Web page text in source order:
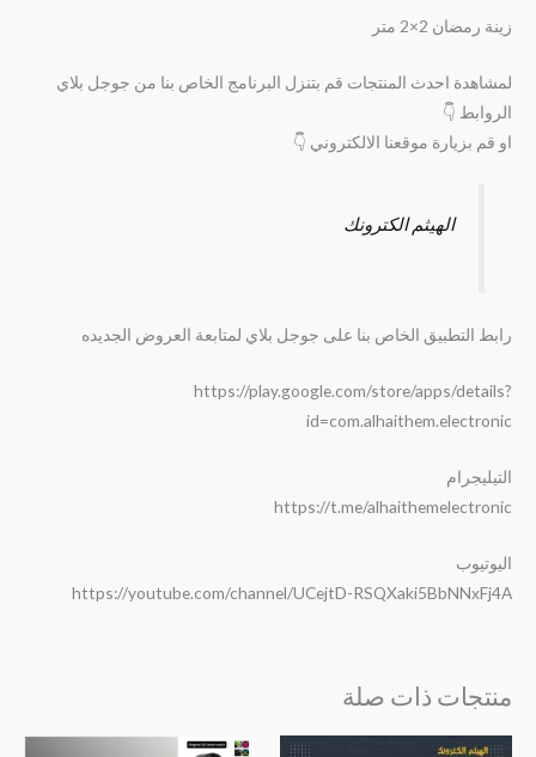
زينة رمضان 2×2 متر
لمشاهدة احدث المنتجات قم بتنزل البرنامج الخاص بنا من جوجل بلاي
الروابط 👇
او قم بزيارة موقعنا الالكتروني 👇
الهيثم الكترونك
رابط التطبيق الخاص بنا على جوجل بلاي لمتابعة العروض الجديده
https://play.google.com/store/apps/details?
id=com.alhaithem.electronic
التيليجرام
https://t.me/alhaithemelectronic
اليوتيوب
https://youtube.com/channel/UCejtD-RSQXaki5BbNNxFj4A
منتجات ذات صلة
السعر
السعر